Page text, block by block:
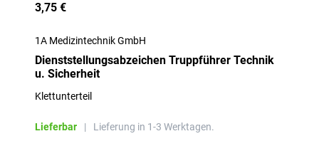
3,75 €
1A Medizintechnik GmbH
Dienststellungsabzeichen Truppführer Technik
u. Sicherheit
Klettunterteil
Lieferbar | Lieferung in 1-3 Werktagen.